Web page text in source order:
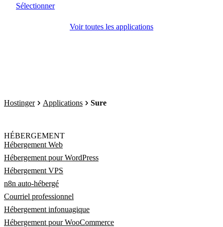
Sélectionner
Voir toutes les applications
Hostinger Applications Sure
HÉBERGEMENT
Hébergement Web
Hébergement pour WordPress
Hébergement VPS
n8n auto-hébergé
Courriel professionnel
Hébergement infonuagique
Hébergement pour WooCommerce